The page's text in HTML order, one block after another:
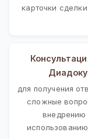
карточки
Диадоку
для получения
сложные
внедрению